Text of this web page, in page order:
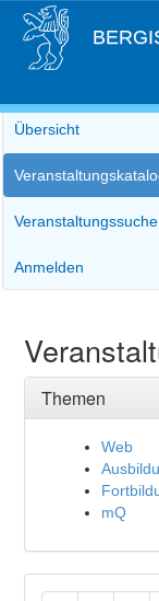
Übersicht
Veranstaltungssuche
Anmelden
Themen
Web
mQ